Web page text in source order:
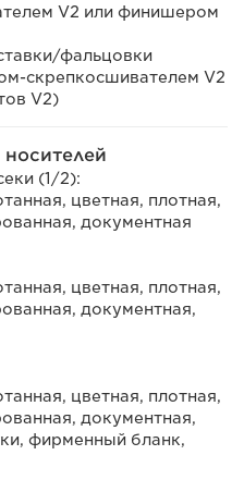
V2 или финишером
фальцовки
скрепкосшивателем V2
V2)
(1/2):
цветная, плотная,
документная
цветная, плотная,
документная,
цветная, плотная,
документная,
фирменный бланк,